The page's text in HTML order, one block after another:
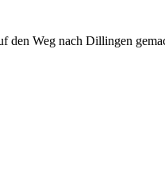
den Weg nach Dillingen